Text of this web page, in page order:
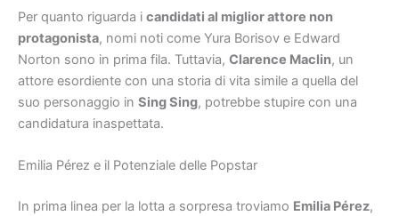
Per quanto riguarda i candidati al miglior attore non
protagonista, nomi noti come Yura Borisov e Edward
Norton sono in prima fila. Tuttavia, Clarence Maclin, un
attore esordiente con una storia di vita simile a quella del
suo personaggio in Sing Sing, potrebbe stupire con una
candidatura inaspettata.
Emilia Pérez e il Potenziale delle Popstar
In prima linea per la lotta a sorpresa troviamo Emilia Pérez,